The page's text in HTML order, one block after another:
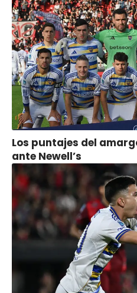
Los puntajes del
ante Newell’s